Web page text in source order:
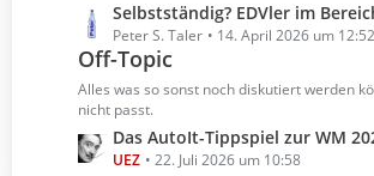
e
B
e
t
t
z
t
e
B
Selbstständig? EDVler im Bereich
Peter S. Taler 14. April 2026 um 12:52
Off-Topic
Alles was so sonst noch diskutiert werden
nicht passt.
L
e
Das AutoIt-Tippspiel zur WM
UEZ 22. Juli 2026 um 10:58